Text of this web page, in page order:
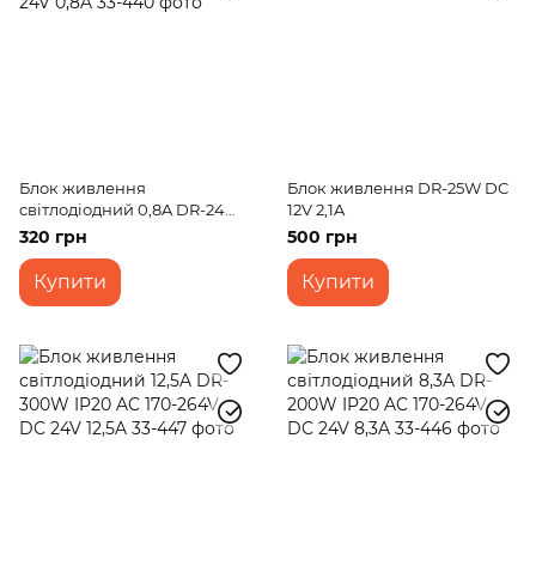
Блок живлення
світлодіодний 0,8A DR-24W
IP20 AC 170-264V DC 24V
320 грн
Купити
Блок живлення DR-25W DC
12V 2,1A
500 грн
Купити